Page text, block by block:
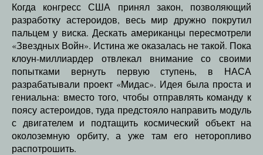
Когда конгресс США принял закон, позволяющий
разработку астероидов, весь мир дружно покрутил
пальцем у виска. Дескать американцы пересмотрели
«Звездных Войн». Истина же оказалась не такой. Пока
клоун-миллиардер отвлекал внимание со своими
попытками вернуть первую ступень, в НАСА
разрабатывали проект «Мидас». Идея была проста и
гениальна: вместо того, чтобы отправлять команду к
поясу астероидов, туда предстояло направить модуль
с двигателем и подтащить космический объект на
околоземную орбиту, а уже там его неторопливо
распотрошить.